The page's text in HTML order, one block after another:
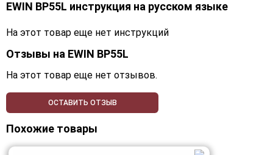
EWIN BP55L инструкция на русском языке
На этот товар еще нет инструкций
Отзывы на EWIN BP55L
На этот товар еще нет отзывов.
ОСТАВИТЬ ОТЗЫВ
Похожие товары